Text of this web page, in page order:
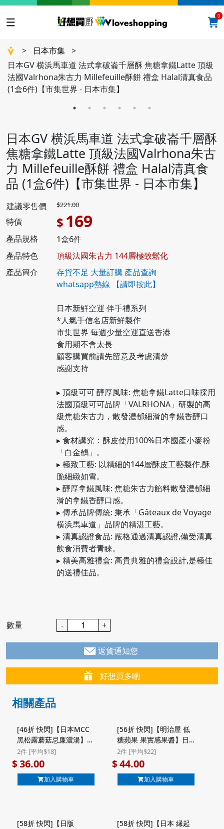
0
> 日本市集
>
日本GV 横浜馬車道 法式拿破崙千層酥 焦糖拿鐵Latte 頂級
法國Valrhona朱古力 Millefeuille酥餅 禮盒 Halal清真食品
(1盒6件)【市集世界 - 日本市集】
日本GV 横浜馬車道 法式拿破崙千層酥
焦糖拿鐵Latte 頂級法國Valrhona朱古
力 Millefeuille酥餅 禮盒 Halal清真食
品 (1盒6件)【市集世界 - 日本市集】
建議零售價 $221.00
特價 $ 169
產品規格
1盒6件
產品特色
頂級法國朱古力 144層極致鬆化
產品簡介
存貨不足 大量訂購 產品查詢
whatsapp熱線
【請即按此】
日本新鮮空運 伴手禮系列
*人氣手信名店新鮮製作
市集世界 每週少量空運直送香港
食用期不會太長
顧客購買前請先留意及考慮清楚
感謝支持
▸ 頂級可可 醇厚風味: 焦糖拿鐵Latte口味採用
法國頂級可可品牌「VALRHONA」研製的高
級焦糖朱古力，散發濃郁細滑的拿鐵香醇口
感。
▸ 食材講究：酥皮使用100%日本國產小麥粉
「白金鶴」。
▸ 極致工藝: 以精細的144層酥皮工藝製作,酥
脆細緻如雪。
▸ 醇厚拿鐵風味: 焦糖朱古力餡料散發濃郁細
滑的拿鐵香醇口感。
▸ 傳承品牌傳統: 秉承「Gâteaux de Voyage
横浜馬車道」品牌的精湛工藝。
▸ 清真認證食品: 嚴格通過清真認證,備受清真
飲食消費者青睞。
▸ 精美高雅禮盒: 高貴典雅的禮盒設計,是極佳
的送禮佳品。
數量 - +
返貨通知您
好想買多啲
相關產品
[46折 快閃]【日本MCC
黑松露蘑菇忌廉濃湯】日
本Mcc Morning Soup
即食濃湯 黑松露蘑菇忌
廉濃湯 1人前 160g (536)
($36/2件)
2件 [平均$18]
$36.00
加入購物車
[56折 快閃]【明治屋 低
糖蘋果 果實感果醬】日
本 明治屋 低糖果實感 脆
蘋果果醬 160g ($44/2件)
2件 [平均$22]
$44.00
加入購物車
[58折 快閃]【日版
[58折 快閃]【日本 縁起